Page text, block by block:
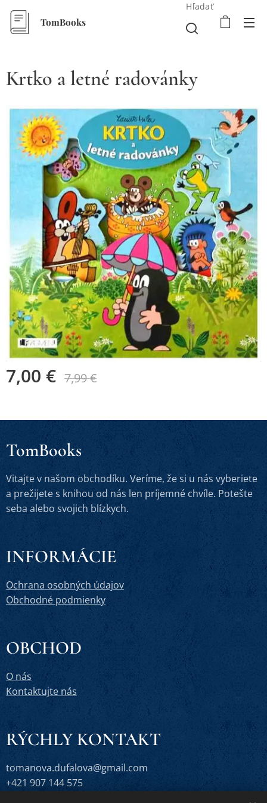
TomBooks
Hľadať
Krtko a letné radovánky
7,00 € 7,99€
TomBooks
Vitajte v našom obchodíku. Veríme, že si u nás vyberiete
a prežijete s knihou od nás len príjemné chvíle. Potešte
seba alebo svojich blízkych.
INFORMÁCIE
Ochrana osobných údajov
Obchodné podmienky
OBCHOD
O nás
Kontaktujte nás
RÝCHLY KONTAKT
tomanova.dufalova@gmail.com
+421 907 144 575